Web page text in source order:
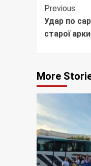
Previous
Удар по
старої
More